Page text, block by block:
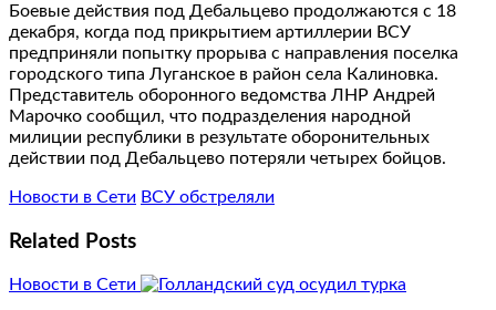
Боевые действия под Дебальцево продолжаются с 18
декабря, когда под прикрытием артиллерии ВСУ
предприняли попытку прорыва с направления поселка
городского типа Луганское в район села Калиновка.
Представитель оборонного ведомства ЛНР Андрей
Марочко сообщил, что подразделения народной
милиции республики в результате оборонительных
действии под Дебальцево потеряли четырех бойцов.
Новости в Сети ВСУ обстреляли
Related Posts
Новости в Сети